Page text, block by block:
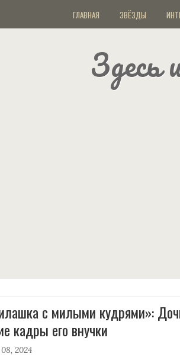
ГЛАВНАЯ ЗВЁЗДЫ
Здесь
с милыми кудрями»:
кадры его внучки
2024